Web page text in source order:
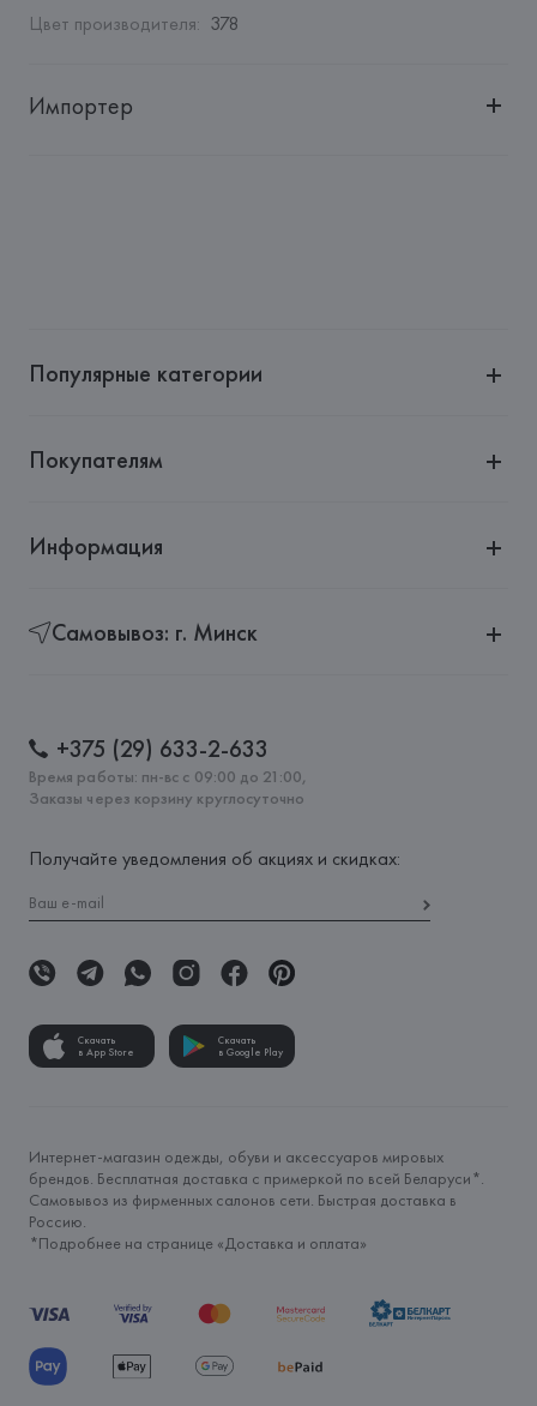
Цвет производителя: 378
Импортер
Страна происхождения товара:
Популярные категории
Покупателям
Информация
Самовывоз: г. Минск
+375 (29) 633-2-633
Время работы: пн-вс с 09:00 до 21:00,
Заказы через корзину круглосуточно
Получайте уведомления об акциях и скидках:
Скачать
в App Store
Скачать
в Google Play
Интернет-магазин одежды, обуви и аксессуаров мировых
брендов. Бесплатная доставка с примеркой по всей Беларуси*.
Самовывоз из фирменных салонов сети. Быстрая доставка в
Россию.
*Подробнее на странице «Доставка и оплата»